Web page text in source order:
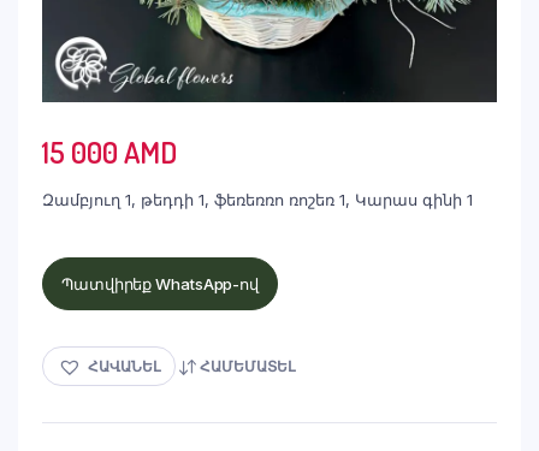
15 000AMD
Զամբյուղ 1, թեդդի 1, ֆեռեռռո ռոշեռ 1, Կարաս գինի 1
Պատվիրեք WhatsApp-ով
ՀԱՎԱՆԵԼ ՀԱՄԵՄԱՏԵԼ